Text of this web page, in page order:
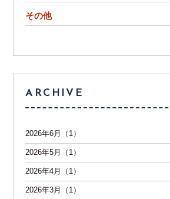
その他
ARCHIVE
2026年6月（1）
2026年5月（1）
2026年4月（1）
2026年3月（1）